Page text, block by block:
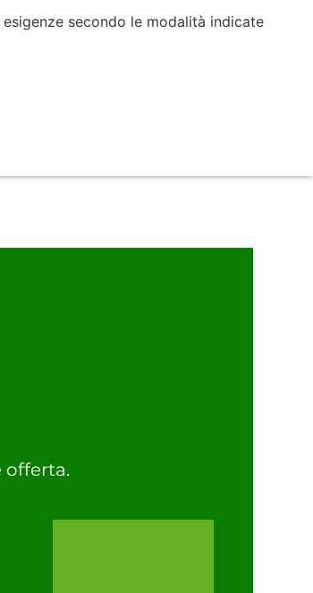
secondo le modalità indicate
offerta.